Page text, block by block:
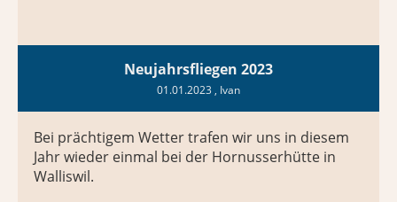
Neujahrsfliegen 2023
01.01.2023 , Ivan
Bei prächtigem Wetter trafen wir uns in diesem
Jahr wieder einmal bei der Hornusserhütte in
Walliswil.